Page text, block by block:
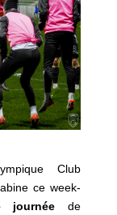
Club
ce week-
journée de